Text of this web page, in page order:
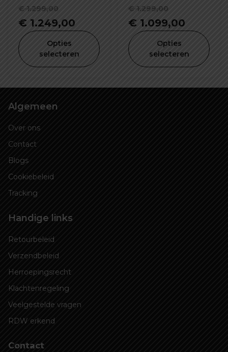
€1.299,00
Oorspronkelijke
prijs
was:
€ 1.299,00.
€ 1.249,00
prijs
is:
€ 1.249,00.
Opties
selecteren
€1.299,00
prijs
was:
€
€ 1.099,00
prijs
is:
€
Opties
selecteren
Algemeen
Over ons
Contact
Blogs
Cookiebeleid
Tracking
Handige links
Retourbeleid
Verzendbeleid
Herroepingsrecht
Klachtenregeling
Veelgestelde vragen
RDW erkend
Contact